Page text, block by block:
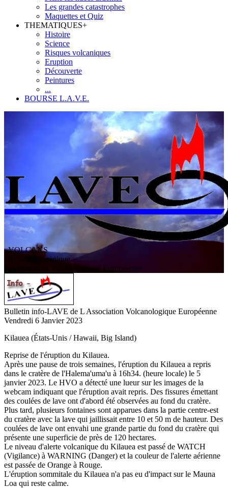
Les grandes catastrophes
Maquettes et Quiz
THEMATIQUES+
Histoire
Science
Risques volcaniques
Eruption
Découverte
Peintures
...
BOURSE L.A.V.E.
VOLCANS
/ Activité volcanique
ssociation V olcanologiqueEuropéenne
Bulletin info-LAVE de L Association Volcanologique Européenne
Vendredi 6 Janvier 2023
Kilauea (États-Unis / Hawaii, Big Island)
Reprise de l'éruption du Kilauea.
Après une pause de trois semaines, l'éruption du Kilauea a repris
dans le cratère de l'Halema'uma'u à 16h34. (heure locale) le 5
janvier 2023. Le HVO a détecté une lueur sur les images de la
webcam indiquant que l'éruption avait repris. Des fissures émettant
des coulées de lave ont d'abord été observées au fond du cratère.
Plus tard, plusieurs fontaines sont apparues dans la partie centre-est
du cratère avec la lave qui jaillissait entre 10 et 50 m de hauteur. Des
coulées de lave ont envahi une grande partie du fond du cratère qui
présente une superficie de près de 120 hectares.
Le niveau d'alerte volcanique du Kilauea est passé de WATCH
(Vigilance) à WARNING (Danger) et la couleur de l'alerte aérienne
est passée de Orange à Rouge.
L'éruption sommitale du Kilauea n'a pas eu d'impact sur le Mauna
Loa qui reste calme.